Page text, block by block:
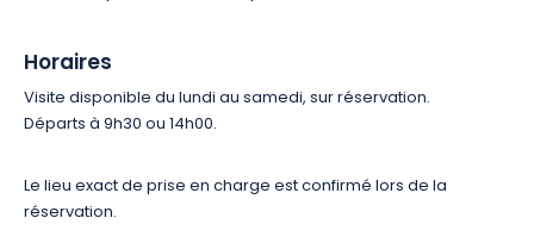
Horaires
Visite disponible du lundi au samedi, sur réservation.
Départs à 9h30 ou 14h00.
Le lieu exact de prise en charge est confirmé lors de la
réservation.